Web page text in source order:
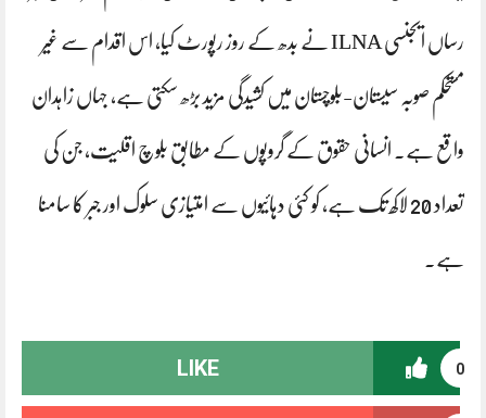
رساں ایجنسی ILNA نے بدھ کے روز رپورٹ کیا، اس اقدام سے غیر
مستحکم صوبہ سیستان-بلوچستان میں کشیدگی مزید بڑھ سکتی ہے، جہاں زاہدان
واقع ہے۔ انسانی حقوق کے گروپوں کے مطابق بلوچ اقلیت، جن کی
تعداد 20 لاکھ تک ہے، کو کئی دہائیوں سے امتیازی سلوک اور جبر کا سامنا
ہے۔
0
LIKE